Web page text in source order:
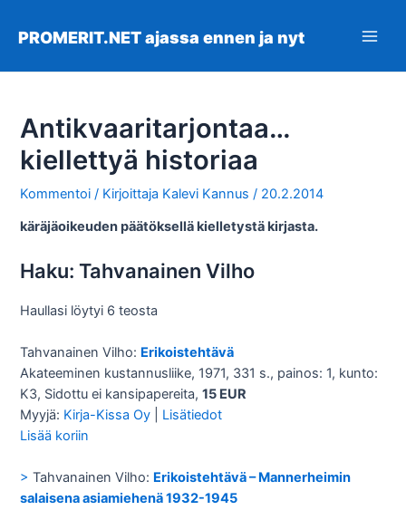
sisältöön
PROMERIT.NET ajassa ennen ja nyt
Antikvaaritarjontaa…
kiellettyä historiaa
Kommentoi / Kirjoittaja Kalevi Kannus/ 20.2.2014
käräjäoikeuden päätöksellä kielletystä kirjasta.
Haku: Tahvanainen Vilho
Haullasi löytyi 6 teosta
Tahvanainen Vilho: Erikoistehtävä
Akateeminen kustannusliike, 1971, 331 s., painos: 1, kunto:
K3, Sidottu ei kansipapereita,15 EUR
Myyjä: Kirja-Kissa Oy
Lisätiedot
Lisää koriin
>Tahvanainen Vilho: Erikoistehtävä – Mannerheimin
salaisena asiamiehenä 1932-1945